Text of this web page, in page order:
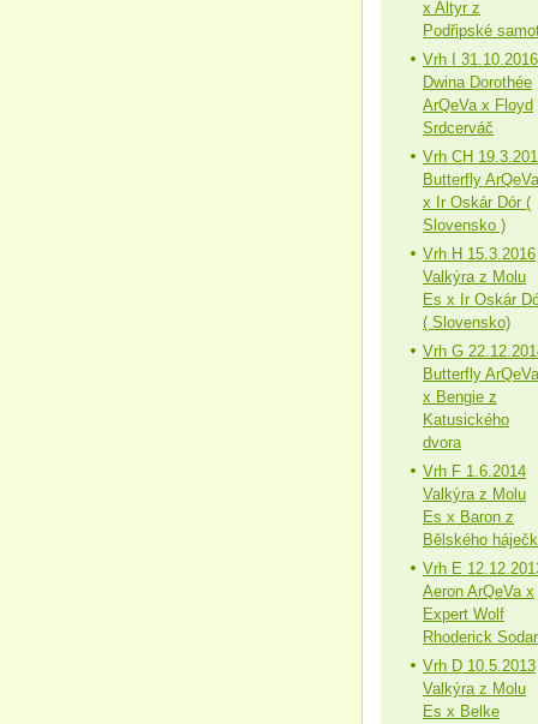
x Altyr z
Podřipské
Vrh I 31.10.2016
Dwina Dorothée
ArQeVa x Floyd
Srdcerváč
Vrh CH
Butterfly ArQeVa
x Ir Oskár Dór (
Slovensko )
Vrh H 15.3.2016
Valkýra z Molu
Es x Ir Oskár
( Slovensko)
Vrh G
Butterfly ArQeVa
x Bengie z
Katusického
dvora
Vrh F 1.6.2014
Valkýra z Molu
Es x Baron z
Bělského
Vrh E
Aeron ArQeVa x
Expert Wolf
Rhoderick Sodar
Vrh D 10.5.2013
Valkýra z Molu
Es x Belke